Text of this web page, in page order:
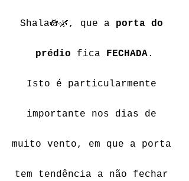
Shala🪷🌿, que a porta do
prédio fica FECHADA.
Isto é particularmente
importante nos dias de
muito vento, em que a porta
tem tendência a não fechar